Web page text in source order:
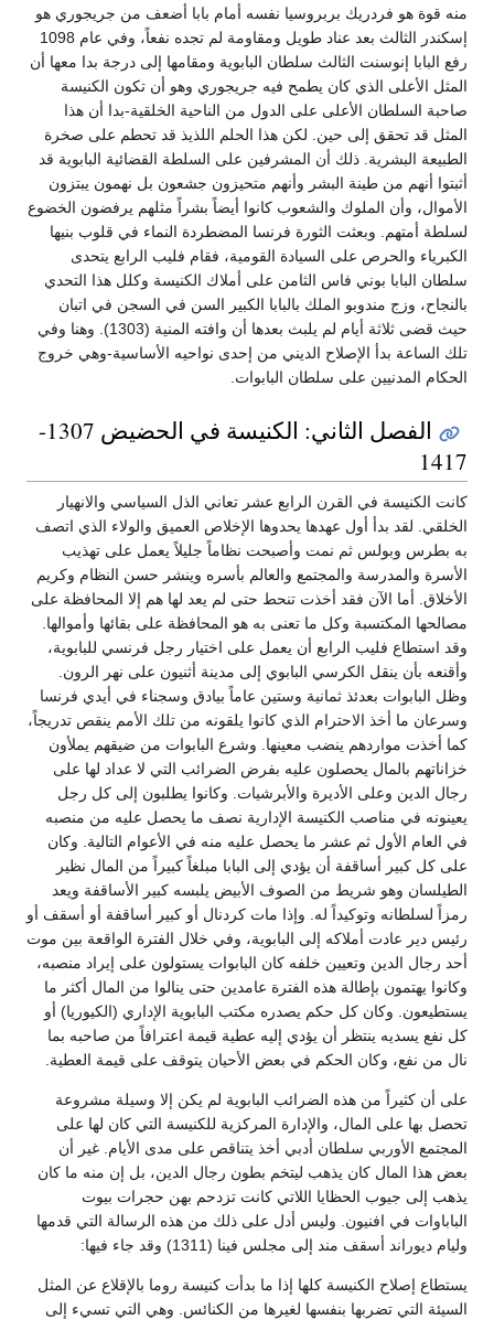
منه قوة هو فردريك بربروسيا نفسه أمام بابا أضعف من جريجوري هو
إسكندر الثالث بعد عناد طويل ومقاومة لم تجده نفعاً، وفي عام 1098
رفع البابا إنوسنت الثالث سلطان البابوية ومقامها إلى درجة بدا معها أن
المثل الأعلى الذي كان يطمح فيه جريجوري وهو أن تكون الكنيسة
صاحبة السلطان الأعلى على الدول من الناحية الخلقية-بدا أن هذا
المثل قد تحقق إلى حين. لكن هذا الحلم اللذيذ قد تحطم على صخرة
الطبيعة البشرية. ذلك أن المشرفين على السلطة القضائية البابوية قد
أثبتوا أنهم من طينة البشر وأنهم متحيزون جشعون بل نهمون يبتزون
الأموال، وأن الملوك والشعوب كانوا أيضاً بشراً مثلهم يرفضون الخضوع
لسلطة أمتهم. وبعثت الثورة فرنسا المضطردة النماء في قلوب بنيها
الكبرياء والحرص على السيادة القومية، فقام فليب الرابع يتحدى
سلطان البابا بوني فاس الثامن على أملاك الكنيسة وكلل هذا التحدي
بالنجاح، وزج مندوبو الملك بالبابا الكبير السن في السجن في اتبان
حيث قضى ثلاثة أيام لم يلبث بعدها أن وافته المنية (1303). وهنا وفي
تلك الساعة بدأ الإصلاح الديني من إحدى نواحيه الأساسية-وهي خروج
الحكام المدنيين على سلطان البابوات.
الفصل الثاني: الكنيسة في الحضيض 1307-
1417
كانت الكنيسة في القرن الرابع عشر تعاني الذل السياسي والانهيار
الخلقي. لقد بدأ أول عهدها يحدوها الإخلاص العميق والولاء الذي اتصف
به بطرس وبولس ثم نمت وأصبحت نظاماً جليلاً يعمل على تهذيب
الأسرة والمدرسة والمجتمع والعالم بأسره وينشر حسن النظام وكريم
الأخلاق. أما الآن فقد أخذت تنحط حتى لم يعد لها هم إلا المحافظة على
مصالحها المكتسبة وكل ما تعنى به هو المحافظة على بقائها وأموالها.
وقد استطاع فليب الرابع أن يعمل على اختيار رجل فرنسي للبابوية،
وأقنعه بأن ينقل الكرسي البابوي إلى مدينة أثنيون على نهر الرون.
وظل البابوات بعدئذ ثمانية وستين عاماً بيادق وسجناء في أيدي فرنسا
وسرعان ما أخذ الاحترام الذي كانوا يلقونه من تلك الأمم ينقص تدريجاً،
كما أخذت مواردهم ينضب معينها. وشرع البابوات من ضيقهم يملأون
خزاناتهم بالمال يحصلون عليه بفرض الضرائب التي لا عداد لها على
رجال الدين وعلى الأديرة والأبرشيات. وكانوا يطلبون إلى كل رجل
يعينونه في مناصب الكنيسة الإدارية نصف ما يحصل عليه من منصبه
في العام الأول ثم عشر ما يحصل عليه منه في الأعوام التالية. وكان
على كل كبير أساقفة أن يؤدي إلى البابا مبلغاً كبيراً من المال نظير
الطيلسان وهو شريط من الصوف الأبيض يلبسه كبير الأساقفة ويعد
رمزاً لسلطانه وتوكيداً له. وإذا مات كردنال أو كبير أساقفة أو أسقف أو
رئيس دير عادت أملاكه إلى البابوية، وفي خلال الفترة الواقعة بين موت
أحد رجال الدين وتعيين خلفه كان البابوات يستولون على إيراد منصبه،
وكانوا يهتمون بإطالة هذه الفترة عامدين حتى ينالوا من المال أكثر ما
يستطيعون. وكان كل حكم يصدره مكتب البابوية الإداري (الكيوريا) أو
كل نفع يسديه ينتظر أن يؤدي إليه عطية قيمة اعترافاً من صاحبه بما
نال من نفع، وكان الحكم في بعض الأحيان يتوقف على قيمة العطية.
على أن كثيراً من هذه الضرائب البابوية لم يكن إلا وسيلة مشروعة
تحصل بها على المال، والإدارة المركزية للكنيسة التي كان لها على
المجتمع الأوربي سلطان أدبي أخذ يتناقص على مدى الأيام. غير أن
بعض هذا المال كان يذهب ليتخم بطون رجال الدين، بل إن منه ما كان
يذهب إلى جيوب الحظايا اللاتي كانت تزدحم بهن حجرات بيوت
الباباوات في افنيون. وليس أدل على ذلك من هذه الرسالة التي قدمها
وليام ديوراند أسقف مند إلى مجلس فينا (1311) وقد جاء فيها:
يستطاع إصلاح الكنيسة كلها إذا ما بدأت كنيسة روما بالإقلاع عن المثل
السيئة التي تضربها بنفسها لغيرها من الكنائس. وهي التي تسيء إلى